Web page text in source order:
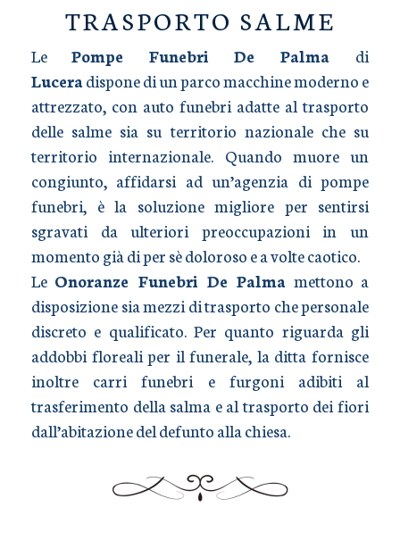
TRASPORTO SALME
Le Pompe Funebri De Palma di
Luceradispone di un parco macchine moderno e
attrezzato, con auto funebri adatte al trasporto
delle salme sia su territorio nazionale che su
territorio internazionale. Quando muore un
congiunto, affidarsi ad un’agenzia di pompe
funebri, è la soluzione migliore per sentirsi
sgravati da ulteriori preoccupazioni in un
momento già di per sè doloroso e a volte caotico.
Le Onoranze Funebri De Palma mettono a
disposizione sia mezzi di trasporto che personale
discreto e qualificato. Per quanto riguarda gli
addobbi floreali per il funerale, la ditta fornisce
inoltre carri funebri e furgoni adibiti al
trasferimento della salma e al trasporto dei fiori
dall’abitazione del defunto alla chiesa.